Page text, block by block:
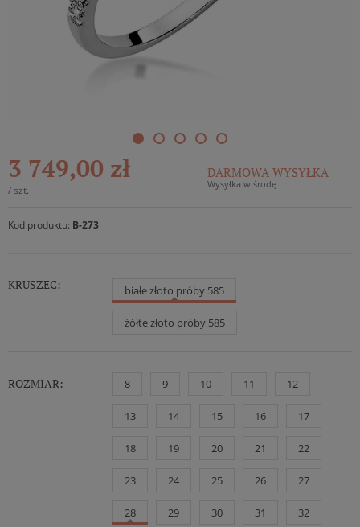
3 749,00 zł
/ szt.
DARMOWA WYSYŁKA
Wysyłka w środę
Kod produktu: B-273
KRUSZEC: białe złoto próby 585
żółte złoto próby 585
ROZMIAR: 8 9 10 11 12
13 14 15 16 17
18 19 20 21 22
23 24 25 26 27
28 29 30 31 32